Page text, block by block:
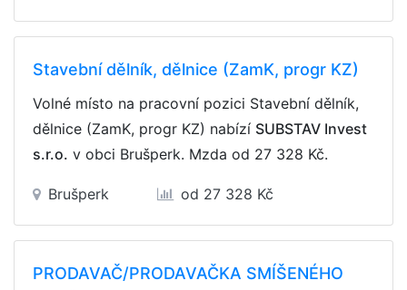
Stavební dělník, dělnice (ZamK, progr KZ)
Volné místo na pracovní pozici Stavební dělník,
dělnice (ZamK, progr KZ) nabízí SUBSTAV Invest
s.r.o. v obci Brušperk. Mzda od 27 328 Kč.
Brušperk od 27 328 Kč
PRODAVAČ/PRODAVAČKA SMÍŠENÉHO